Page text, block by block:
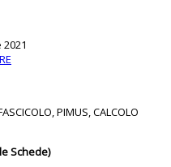
PIMUS, CALCOLO
Schede)